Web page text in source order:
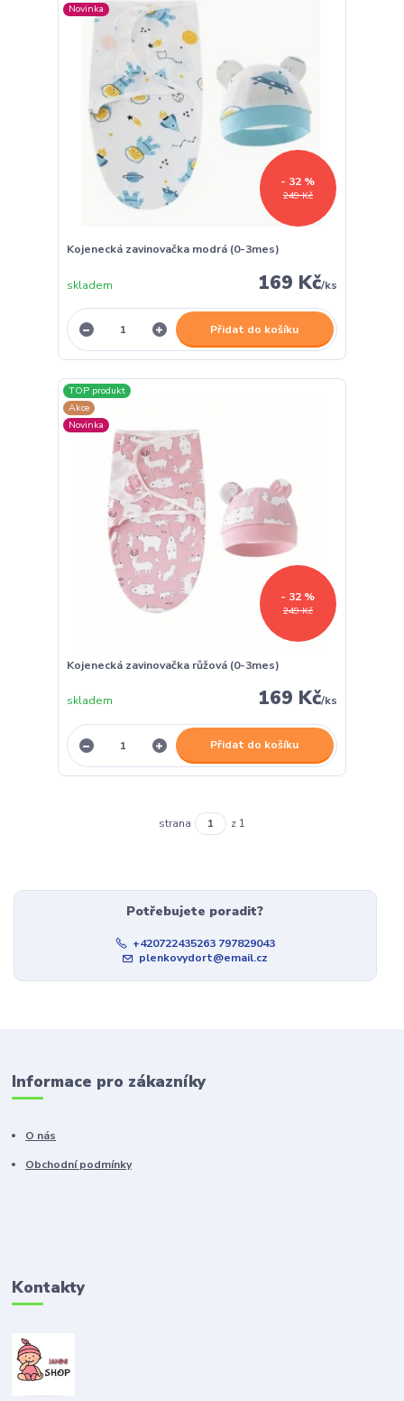
Novinka
249 Kč
- 32 %
Kojenecká zavinovačka modrá (0-3mes)
169 Kč/ks
skladem
Přidat do košíku
TOP produkt
Akce
Novinka
249 Kč
- 32 %
Kojenecká zavinovačka růžová (0-3mes)
169 Kč/ks
skladem
Přidat do košíku
strana z 1
Potřebujete poradit?
+420722435263 797829043
plenkovydort@email.cz
Informace pro zákazníky
O nás
Obchodní podmínky
Kontakty